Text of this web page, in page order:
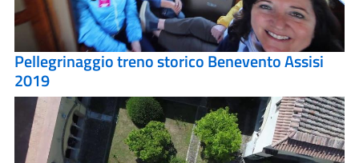
Pellegrinaggio treno storico Benevento Assisi
2019